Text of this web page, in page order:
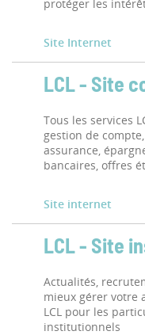
protéger les
Site Internet
LCL - Site
Tous les services
gestion de
assurance,
bancaires, offres
Site internet
LCL - Site
Actualités,
mieux gérer votre
LCL pour les
institutionnels